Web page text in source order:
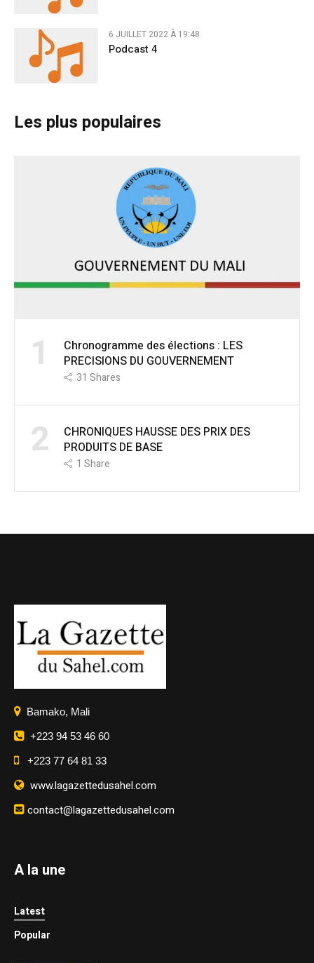
6 JUILLET 2022 À 19:48
Podcast 4
Les plus populaires
1
Chronogramme des élections : LES
PRECISIONS DU GOUVERNEMENT
31 Shares
2
CHRONIQUES HAUSSE DES PRIX DES
PRODUITS DE BASE
1 Share
Bamako, Mali
+223 94 53 46 60
+223 77 64 81 33
www.lagazettedusahel.com
contact@lagazettedusahel.com
A la une
Latest
Popular